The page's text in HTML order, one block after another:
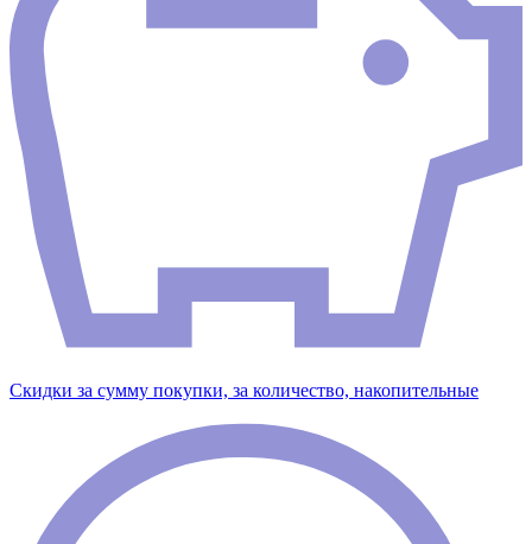
Скидки за сумму покупки, за количество, накопительные